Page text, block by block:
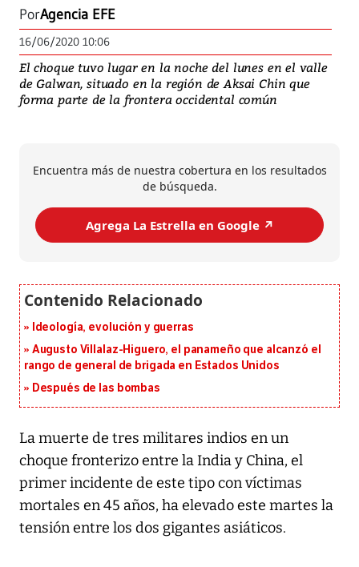
PorAgencia EFE
16/06/2020 10:06
El choque tuvo lugar en la noche del lunes en el valle
de Galwan, situado en la región de Aksai Chin que
forma parte de la frontera occidental común
Encuentra más de nuestra cobertura en los resultados
de búsqueda.
Agrega La Estrella en Google ↗️
Ideología, evolución y guerras
Augusto Villalaz-Higuero, el panameño que alcanzó el
rango de general de brigada en Estados Unidos
Después de las bombas
La muerte de tres militares indios en un
choque fronterizo entre la India y China, el
primer incidente de este tipo con víctimas
mortales en 45 años, ha elevado este martes la
tensión entre los dos gigantes asiáticos.